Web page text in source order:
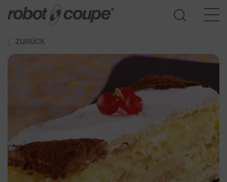
ZURÜCK
Zur Auswahlhilfe